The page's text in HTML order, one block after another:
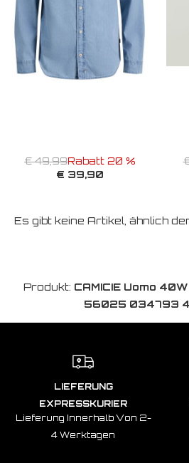
€ 49,99Rabatt 20 %
€ 39,90
Es gibt keine Artikel, ähnlich
Produkt: CAMICIE Uomo
56025 034793
LIEFERUNG
EXPRESSKURIER
Lieferung Innerhalb Von 2-
4 Werktagen